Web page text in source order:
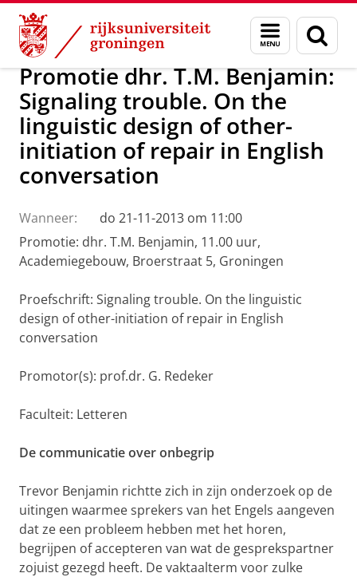
Skip
Content
Skip
Navigation
Menu
en
zoeken
Over ons Actueel Nieuws
Promotie dhr. T.M. Benjamin:
Signaling trouble. On the
linguistic design of other-
initiation of repair in English
conversation
Wanneer:
do 21-11-2013 om 11:00
Promotie: dhr. T.M. Benjamin, 11.00 uur,
Academiegebouw, Broerstraat 5, Groningen
Proefschrift: Signaling trouble. On the linguistic
design of other-initiation of repair in English
conversation
Promotor(s): prof.dr. G. Redeker
Faculteit: Letteren
De communicatie over onbegrip
Trevor Benjamin richtte zich in zijn onderzoek op de
uitingen waarmee sprekers van het Engels aangeven
dat ze een probleem hebben met het horen,
begrijpen of accepteren van wat de gesprekspartner
zojuist gezegd heeft. De vaktaalterm voor zulke